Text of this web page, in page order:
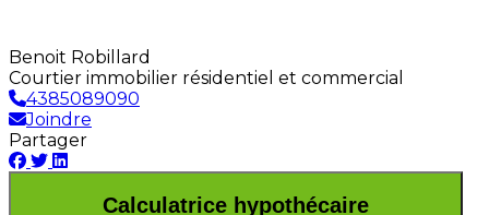
Benoit Robillard
Courtier immobilier résidentiel et commercial
4385089090
Joindre
Partager
Calculatrice hypothécaire